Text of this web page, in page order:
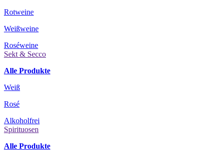
Rotweine
Weißweine
Roséweine
Sekt & Secco
Alle Produkte
Weiß
Rosé
Alkoholfrei
Spirituosen
Alle Produkte